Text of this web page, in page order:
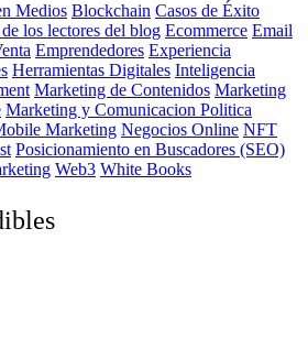
Medios Blockchain Casos de Éxito
los lectores del blog Ecommerce Email
Emprendedores Experiencia
Herramientas Digitales Inteligencia
Marketing de Contenidos Marketing
Marketing y Comunicacion Politica
Marketing Negocios Online NFT
Posicionamiento en Buscadores (SEO)
Web3 White Books